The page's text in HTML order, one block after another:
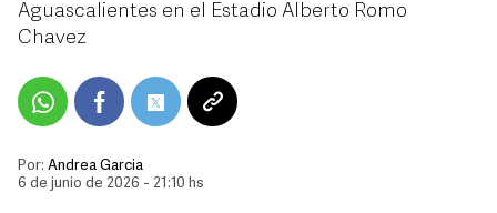
Aguascalientes en el Estadio Alberto Romo
Chavez
Por: Andrea Garcia
6 de junio de 2026 - 21:10 hs